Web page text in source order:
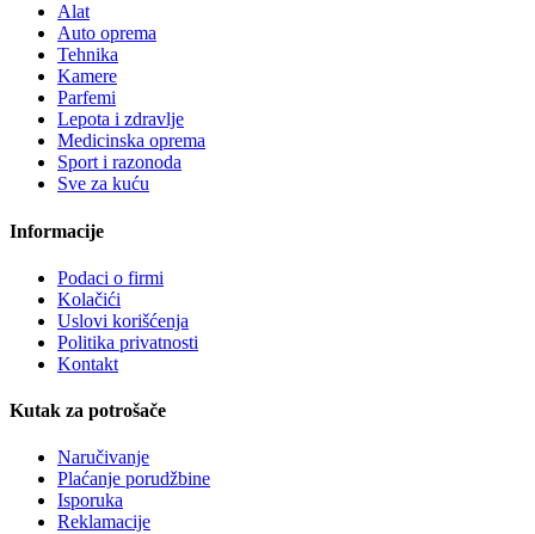
Alat
Auto oprema
Tehnika
Kamere
Parfemi
Lepota i zdravlje
Medicinska oprema
Sport i razonoda
Sve za kuću
Informacije
Podaci o firmi
Kolačići
Uslovi korišćenja
Politika privatnosti
Kontakt
Kutak za potrošače
Naručivanje
Plaćanje porudžbine
Isporuka
Reklamacije